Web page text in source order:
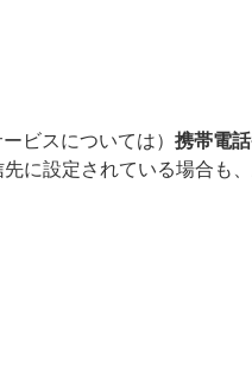
ビスについては） 携帯電
に設定されている場合も